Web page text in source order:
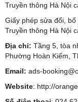
Truyền thông Hà Nội
Giấy phép sửa đổi,
Truyền thông Hà Nội
Địa chỉ: Tầng 5, tòa
Phường Hoàn Kiếm,
Email: ads-
Website: http://